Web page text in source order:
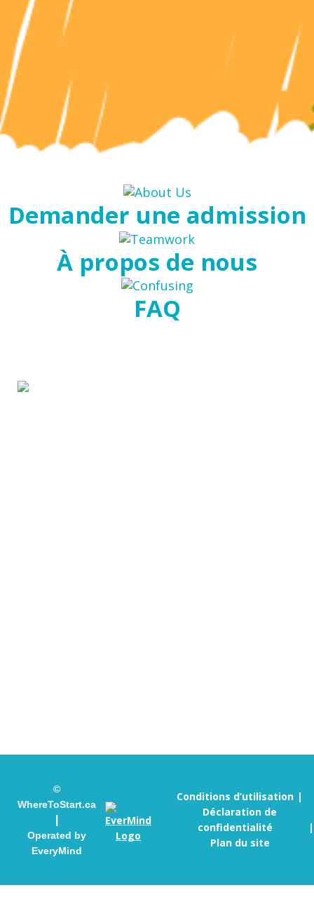
Demander une admission
À propos de nous
FAQ
©
WhereToStart.ca
Operated by
EveryMind
Conditions d’utilisation
Déclaration de
confidentialité
Plan du site